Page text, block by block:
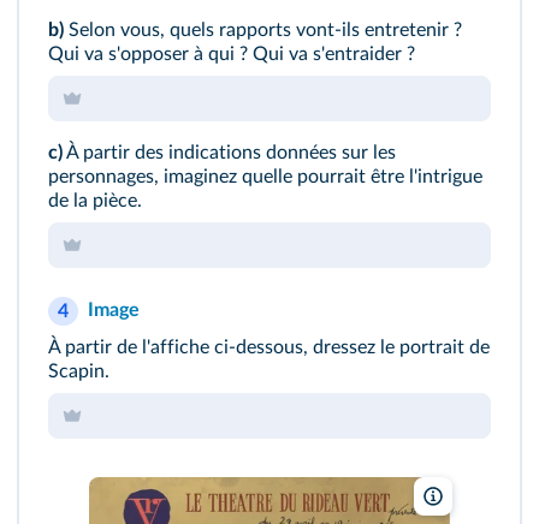
b) Selon vous, quels rapports vont-ils entretenir ?
Qui va s'opposer à qui ? Qui va s'entraider ?
c)À partir des indications données sur les
personnages, imaginez quelle pourrait être l'intrigue
de la pièce.
4
Image
À partir de l'affiche ci-dessous, dressez le portrait de
Scapin.